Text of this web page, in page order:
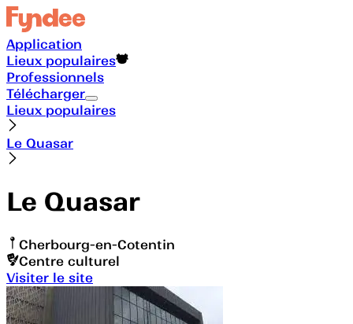
Application
Lieux populaires
Professionnels
Télécharger
Lieux populaires
Le Quasar
Le Quasar
Cherbourg-en-Cotentin
Centre culturel
Visiter le site